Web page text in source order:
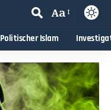
Aa
Politischer Islam